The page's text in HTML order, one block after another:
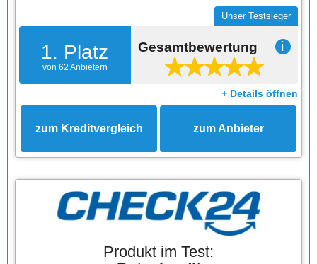
1. Platz
von 62 Anbietern
Unser Testsieger
Gesamtbewertung ℹ
+ Details öffnen
zum Kreditvergleich zum Anbieter
Produkt im Test: